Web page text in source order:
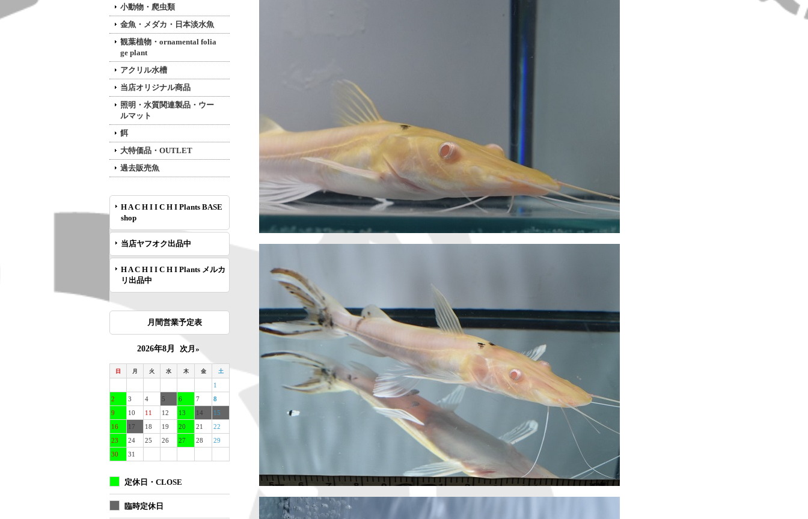
小動物・爬虫類
金魚・メダカ・日本淡水魚
観葉植物・ornamental folia
ge plant
アクリル水槽
当店オリジナル商品
照明・水質関連製品・ウー
ルマット
餌
大特価品・OUTLET
過去販売魚
H A C H I I C H I Plants BASE
shop
当店ヤフオク出品中
H A C H I I C H I Plants メルカ
リ出品中
月間営業予定表
2026年8月 次月»
日 月 火 水 木 金 土
1
2
3 4 5 6 7
8
9
10 11 12 13 14
15
16
17 18 19 20 21
22
23
24 25 26 27 28
29
30
31
定休日・CLOSE
臨時定休日